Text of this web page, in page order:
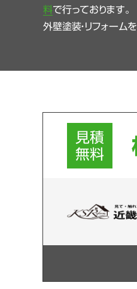
料で行っております。
外壁塗装・リフォーム
見積
無料